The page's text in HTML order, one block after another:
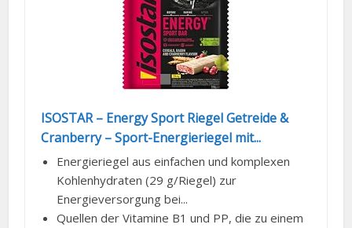
ISOSTAR – Energy Sport Riegel Getreide &
Cranberry – Sport-Energieriegel mit...
Energieriegel aus einfachen und komplexen
Kohlenhydraten (29 g/Riegel) zur
Energieversorgung bei...
Quellen der Vitamine B1 und PP, die zu einem